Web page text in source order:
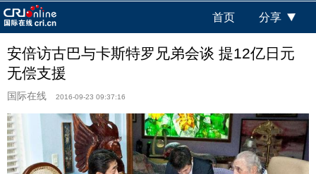
首页 分享
安倍访古巴与卡斯特罗兄弟会谈 提12亿日元
无偿支援
国际在线 2016-09-23 09:37:16